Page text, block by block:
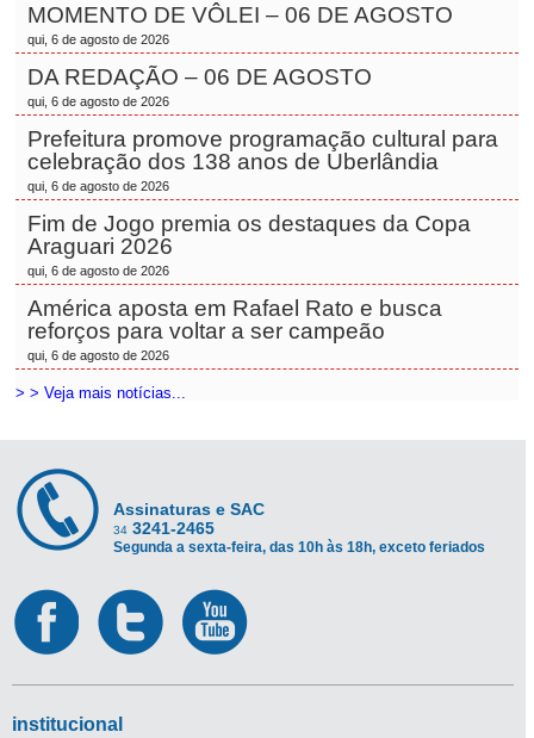
MOMENTO DE VÔLEI – 06 DE AGOSTO
qui, 6 de agosto de 2026
DA REDAÇÃO – 06 DE AGOSTO
qui, 6 de agosto de 2026
Prefeitura promove programação cultural para
celebração dos 138 anos de Uberlândia
qui, 6 de agosto de 2026
Fim de Jogo premia os destaques da Copa
Araguari 2026
qui, 6 de agosto de 2026
América aposta em Rafael Rato e busca
reforços para voltar a ser campeão
qui, 6 de agosto de 2026
> > Veja mais notícias...
Assinaturas e SAC
34 3241-2465
Segunda a sexta-feira, das 10h às 18h, exceto feriados
institucional